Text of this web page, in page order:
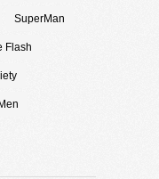
SuperMan
Flash